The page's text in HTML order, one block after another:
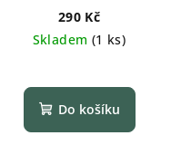
290 Kč
Skladem (1 ks)
Do košíku